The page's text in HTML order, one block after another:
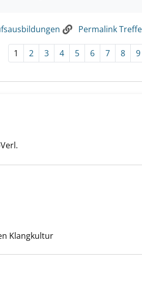
Permalink
1 2 3 4 5 6 7 8 9
Klangkultur